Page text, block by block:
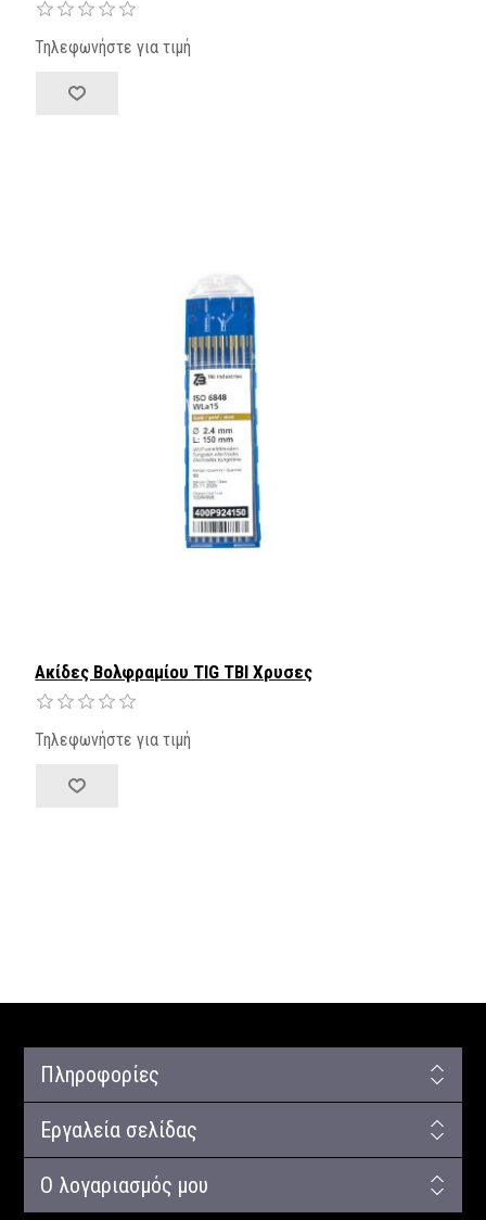
Τηλεφωνήστε για τιμή
Ακίδες Βολφραμίου TIG TBI Χρυσες
Τηλεφωνήστε για τιμή
Πληροφορίες
Εργαλεία σελίδας
Ο λογαριασμός μου